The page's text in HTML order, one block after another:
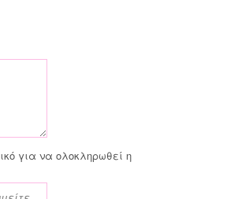
για να ολοκληρωθεί η